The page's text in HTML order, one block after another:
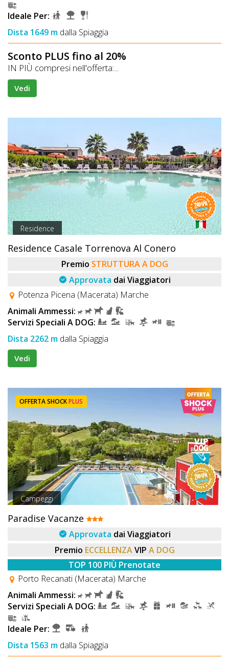
Ideale Per:
Dista 1649 m dalla Spiaggia
Sconto PLUS fino al 20%
IN PIÙ compresi nell'offerta:...
Vedi
Residence
Residence Casale Torrenova Al Conero
Premio STRUTTURA A DOG
Approvata dai Viaggiatori
Potenza Picena (Macerata) Marche
Animali Ammessi:
Servizi Speciali A DOG:
Dista 2262 m dalla Spiaggia
Vedi
OFFERTA SHOCKPLUS
Campeggi
Paradise Vacanze
Approvata dai Viaggiatori
Premio ECCELLENZA VIP A DOG
TOP 100 PIÙ Prenotate
Porto Recanati (Macerata) Marche
Animali Ammessi:
Servizi Speciali A DOG:
Ideale Per:
Dista 1563 m dalla Spiaggia